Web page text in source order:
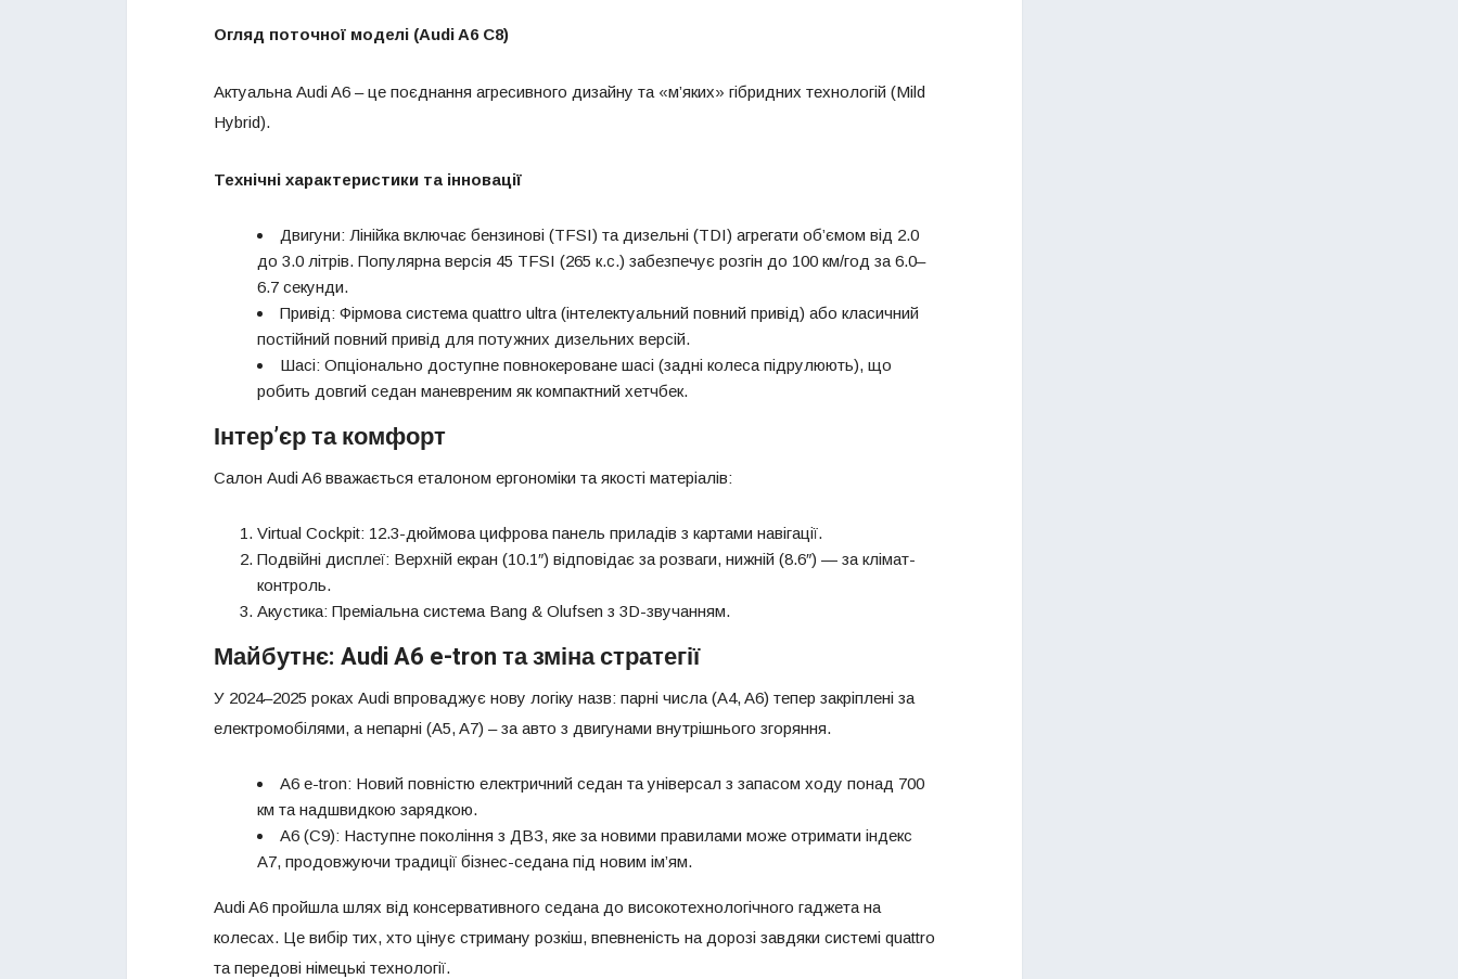
Огляд поточної моделі (Audi A6 C8)
Актуальна Audi A6 – це поєднання агресивного дизайну та «м’яких» гібридних технологій (Mild
Hybrid).
Технічні характеристики та інновації
Двигуни: Лінійка включає бензинові (TFSI) та дизельні (TDI) агрегати об’ємом від 2.0
до 3.0 літрів. Популярна версія 45 TFSI (265 к.с.) забезпечує розгін до 100 км/год за 6.0–
6.7 секунди.
Привід: Фірмова система quattro ultra (інтелектуальний повний привід) або класичний
постійний повний привід для потужних дизельних версій.
Шасі: Опціонально доступне повнокероване шасі (задні колеса підрулюють), що
робить довгий седан маневреним як компактний хетчбек.
Інтер’єр та комфорт
Салон Audi A6 вважається еталоном ергономіки та якості матеріалів:
Virtual Cockpit: 12.3-дюймова цифрова панель приладів з картами навігації.
Подвійні дисплеї: Верхній екран (10.1″) відповідає за розваги, нижній (8.6″) — за клімат-
контроль.
Акустика: Преміальна система Bang & Olufsen з 3D-звучанням.
Майбутнє: Audi A6 e-tron та зміна стратегії
У 2024–2025 роках Audi впроваджує нову логіку назв: парні числа (A4, A6) тепер закріплені за
електромобілями, а непарні (A5, A7) – за авто з двигунами внутрішнього згоряння.
A6 e-tron: Новий повністю електричний седан та універсал з запасом ходу понад 700
км та надшвидкою зарядкою.
A6 (C9): Наступне покоління з ДВЗ, яке за новими правилами може отримати індекс
A7, продовжуючи традиції бізнес-седана під новим ім’ям.
Audi A6 пройшла шлях від консервативного седана до високотехнологічного гаджета на
колесах. Це вибір тих, хто цінує стриману розкіш, впевненість на дорозі завдяки системі quattro
та передові німецькі технології.